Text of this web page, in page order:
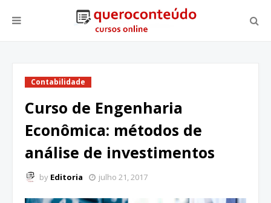
Contabilidade
Curso de Engenharia
Econômica: métodos de
análise de investimentos
by Editoria julho 21, 2017